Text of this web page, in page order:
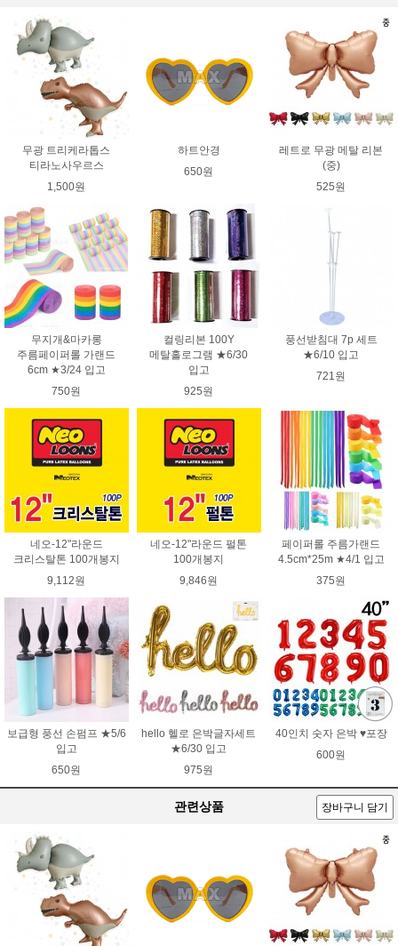
무광 트리케라톱스
티라노사우르스
1,500원
하트안경
650원
레트로 무광 메탈 리본
(중)
525원
무지개&마카롱
주름페이퍼롤 가랜드
6cm ★3/24 입고
750원
컬링리본 100Y
메탈홀로그램 ★6/30
입고
925원
풍선받침대 7p 세트
★6/10 입고
721원
네오-12"라운드
크리스탈톤 100개봉지
9,112원
네오-12"라운드 펄톤
100개봉지
9,846원
페이퍼롤 주름가랜드
4.5cm*25m ★4/1 입고
375원
보급형 풍선 손펌프 ★5/6
입고
650원
hello 헬로 은박글자세트
★6/30 입고
975원
40인치 숫자 은박 ♥포장
600원
관련상품 장바구니 담기